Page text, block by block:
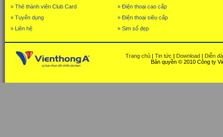
» Thẻ thành viên Club Card
» Tuyển dụng
» Liên hệ
» Điện thoại cao cấp
» Điện thoại siêu cấp
» Sim số đẹp
Trang chủ | Tin tức | Download | Diễn
Bản quyền © 2010 Công ty